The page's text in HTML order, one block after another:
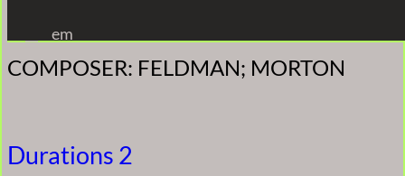
Inhalt
springen
em
COMPOSER: FELDMAN; MORTON
Durations 2